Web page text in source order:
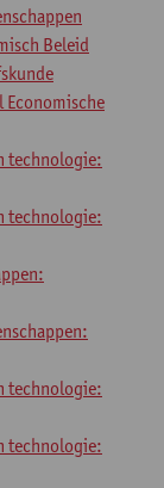
Beleid
Economische
technologie:
technologie:
technologie:
technologie: